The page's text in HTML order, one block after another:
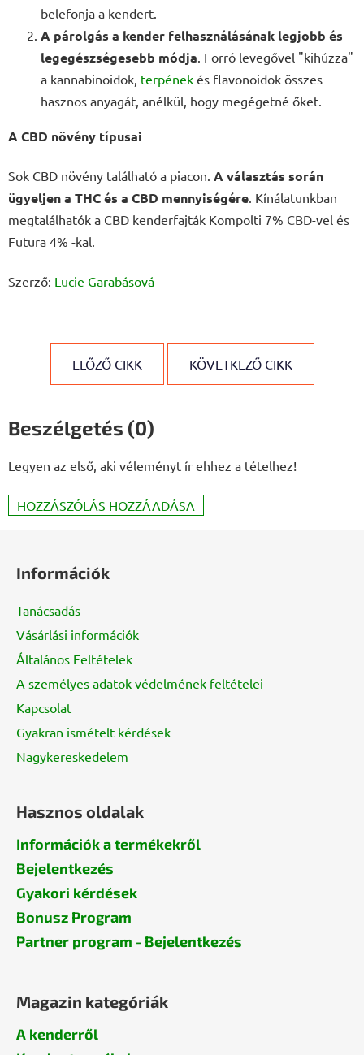
belefonja a kendert.
A párolgás a kender felhasználásának legjobb és
legegészségesebb módja . Forró levegővel "kihúzza"
a kannabinoidok, terpének és flavonoidok összes
hasznos anyagát, anélkül, hogy megégetné őket.
A CBD növény típusai
Sok CBD növény található a piacon. A választás során
ügyeljen a THC és a CBD mennyiségére . Kínálatunkban
megtalálhatók a CBD kenderfajták Kompolti 7% CBD-vel és
Futura 4% -kal.
Szerző: Lucie Garabásová
ELŐZŐ CIKK KÖVETKEZŐ CIKK
Beszélgetés (0)
Legyen az első, aki véleményt ír ehhez a tételhez!
HOZZÁSZÓLÁS HOZZÁADÁSA
Információk
Tanácsadás
Vásárlási információk
Általános Feltételek
A személyes adatok védelmének feltételei
Kapcsolat
Gyakran ismételt kérdések
Nagykereskedelem
Hasznos oldalak
Információk a termékekről
Bejelentkezés
Gyakori kérdések
Bonusz Program
Partner program - Bejelentkezés
Magazin kategóriák
A kenderről